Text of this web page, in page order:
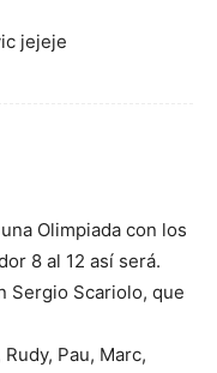
jejeje
Olimpiada con los
8 al 12 así será.
Sergio Scariolo, que
Pau, Marc,